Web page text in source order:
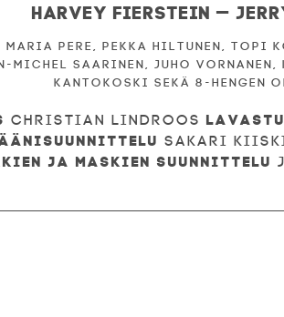
Harvey Fierstein —
Pere, Pekka Hiltunen, Topi
Saarinen, Juho Vornanen,
Kantokoski sekä 8-hengen
Christian Lindroos
Äänisuunnittelu Sakari
ja maskien suunnittelu